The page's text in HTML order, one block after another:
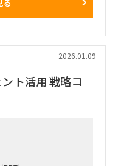
デリングの作成またはサ
2026.01.09
ト活用 戦略コ